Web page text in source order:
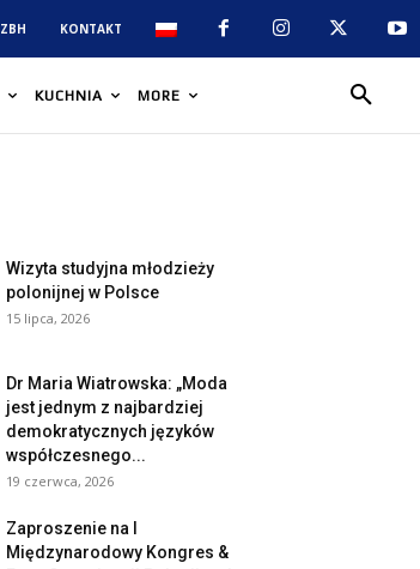
ZBH KONTAKT
KUCHNIA MORE
Wizyta studyjna młodzieży
polonijnej w Polsce
15 lipca, 2026
Dr Maria Wiatrowska: „Moda
jest jednym z najbardziej
demokratycznych języków
współczesnego...
19 czerwca, 2026
Zaproszenie na I
Międzynarodowy Kongres &